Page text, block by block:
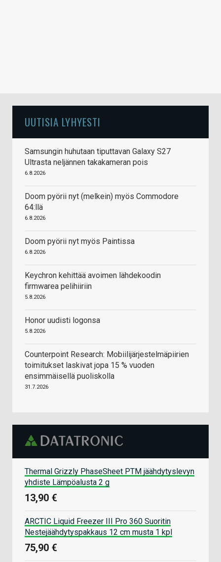
UUTISIA LYHYESTI
Samsungin huhutaan tiputtavan Galaxy S27
Ultrasta neljännen takakameran pois
6.8.2026
Doom pyörii nyt (melkein) myös Commodore
64:llä
6.8.2026
Doom pyörii nyt myös Paintissa
6.8.2026
Keychron kehittää avoimen lähdekoodin
firmwarea pelihiiriin
5.8.2026
Honor uudisti logonsa
5.8.2026
Counterpoint Research: Mobiilijärjestelmäpiirien
toimitukset laskivat jopa 15 % vuoden
ensimmäisellä puoliskolla
31.7.2026
Thermal Grizzly PhaseSheet PTM jäähdytyslevyn
yhdiste Lämpöalusta 2 g
13,90 €
ARCTIC Liquid Freezer III Pro 360 Suoritin
Nestejäähdytyspakkaus 12 cm musta 1 kpl
75,90 €